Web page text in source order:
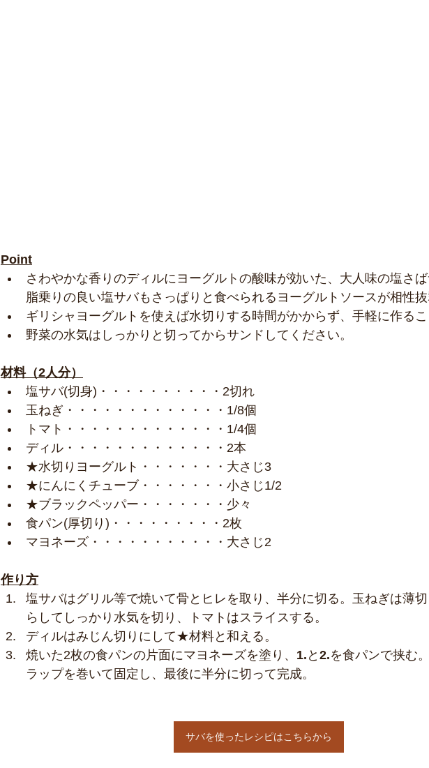
Point
さわやかな香りのディルにヨーグルトの酸味が効いた、大人味の塩さ
脂乗りの良い塩サバもさっぱりと食べられるヨーグルトソースが相性
ギリシャヨーグルトを使えば水切りする時間がかからず、手軽に作る
野菜の水気はしっかりと切ってからサンドしてください。
材料（2人分）
塩サバ(切身)・・・・・・・・・・2切れ
玉ねぎ・・・・・・・・・・・・・1/8個
トマト・・・・・・・・・・・・・1/4個
ディル・・・・・・・・・・・・・2本
★水切りヨーグルト・・・・・・・大さじ3
★にんにくチューブ・・・・・・・小さじ1/2
★ブラックペッパー・・・・・・・少々
食パン(厚切り)・・・・・・・・・2枚
マヨネーズ・・・・・・・・・・・大さじ2
作り方
塩サバはグリル等で焼いて骨とヒレを取り、半分に切る。玉ねぎは薄
らしてしっかり水気を切り、トマトはスライスする。
ディルはみじん切りにして★材料と和える。
焼いた2枚の食パンの片面にマヨネーズを塗り、 1. と 2.を食パンで挟む
ラップを巻いて固定し、最後に半分に切って完成。
サバを使ったレシピはこちらから